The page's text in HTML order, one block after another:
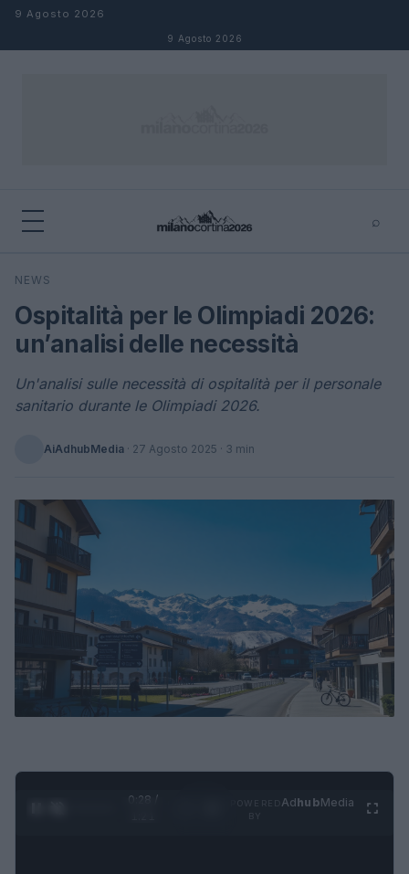
Salta al contenuto
9 Agosto 2026
9 Agosto 2026
⌕
Cerca
NEWS
Ospitalità per le Olimpiadi 2026:
un’analisi delle necessità
Un'analisi sulle necessità di ospitalità per il personale
sanitario durante le Olimpiadi 2026.
AiAdhubMedia · 27 Agosto 2025 · 3 min
0:29 /
AdhubMedia